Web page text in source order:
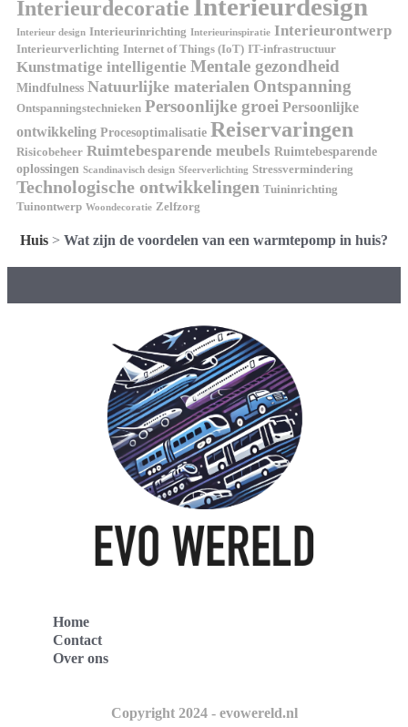
Interieurdecoratie Interieurdesign
Interieur design Interieurinrichting Interieurinspiratie Interieurontwerp
Interieurverlichting Internet of Things (IoT) IT-infrastructuur
Kunstmatige intelligentie Mentale gezondheid
Mindfulness Natuurlijke materialen Ontspanning
Ontspanningstechnieken Persoonlijke groei Persoonlijke
ontwikkeling Procesoptimalisatie Reiservaringen
Risicobeheer Ruimtebesparende meubels Ruimtebesparende
oplossingen Scandinavisch design Sfeerverlichting Stressvermindering
Technologische ontwikkelingen Tuininrichting
Tuinontwerp Woondecoratie Zelfzorg
Huis > Wat zijn de voordelen van een warmtepomp in huis?
Home
Contact
Over ons
Copyright 2024 - evowereld.nl